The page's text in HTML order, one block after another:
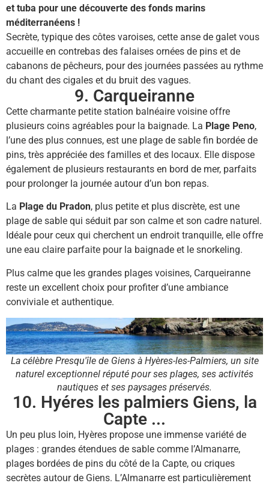
et tuba pour une découverte des fonds marins
méditerranéens !
Secrète, typique des côtes varoises, cette anse de galet vous
accueille en contrebas des falaises ornées de pins et de
cabanons de pêcheurs, pour des journées passées au rythme
du chant des cigales et du bruit des vagues.
9. Carqueiranne
Cette charmante petite station balnéaire voisine offre
plusieurs coins agréables pour la baignade. La Plage Peno,
l’une des plus connues, est une plage de sable fin bordée de
pins, très appréciée des familles et des locaux. Elle dispose
également de plusieurs restaurants en bord de mer, parfaits
pour prolonger la journée autour d’un bon repas.
La Plage du Pradon, plus petite et plus discrète, est une
plage de sable qui séduit par son calme et son cadre naturel.
Idéale pour ceux qui cherchent un endroit tranquille, elle offre
une eau claire parfaite pour la baignade et le snorkeling.
Plus calme que les grandes plages voisines, Carqueiranne
reste un excellent choix pour profiter d’une ambiance
conviviale et authentique.
La célèbre Presqu'île de Giens à Hyères-les-Palmiers, un site
naturel exceptionnel réputé pour ses plages, ses activités
nautiques et ses paysages préservés.
10. Hyéres les palmiers Giens, la
Capte ...
Un peu plus loin, Hyères propose une immense variété de
plages : grandes étendues de sable comme l’Almanarre,
plages bordées de pins du côté de la Capte, ou criques
secrètes autour de Giens. L’Almanarre est particulièrement